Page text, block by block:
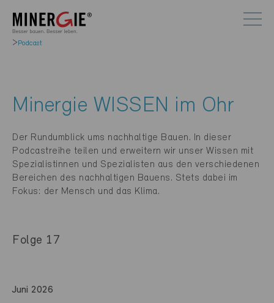
Podcast
Minergie WISSEN im Ohr
Der Rundumblick ums nachhaltige Bauen. In dieser
Podcastreihe teilen und erweitern wir unser Wissen mit
Spezialistinnen und Spezialisten aus den verschiedenen
Bereichen des nachhaltigen Bauens. Stets dabei im
Fokus: der Mensch und das Klima.
Folge 17
Juni 2026